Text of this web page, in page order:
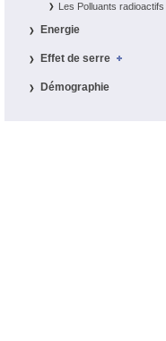
Les Polluants radioactifs
Energie
Effet de serre
Démographie